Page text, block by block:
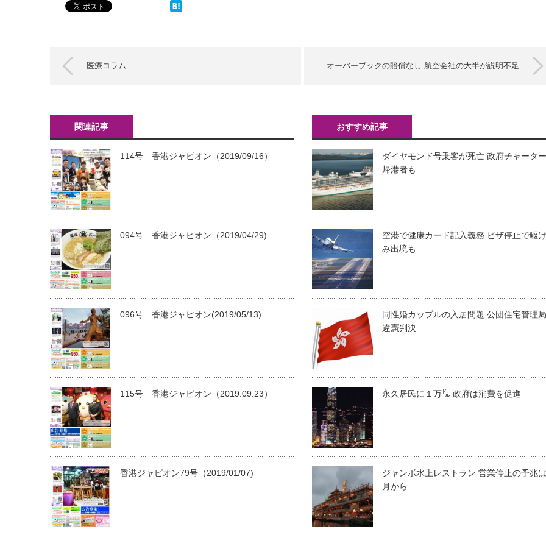
医療コラム オーバーブックの賠償なし 航空会社の大半が説明不足
関連記事
114号 香港ジャピオン（2019/09/16）
094号 香港ジャピオン（2019/04/29)
096号 香港ジャピオン(2019/05/13)
115号 香港ジャピオン（2019.09.23）
香港ジャピオン79号（2019/01/07)
おすすめ記事
ダイヤモンド号乗客が死亡 政府チャータ
帰港者も
空港で健康カード記入義務 ビザ停止で駆
み出境も
同性婚カップルの入居問題 公団住宅管理
違憲判決
永久居民に１万㌦ 政府は消費を促進
ジャンボ水上レストラン 営業停止の予兆は
月から